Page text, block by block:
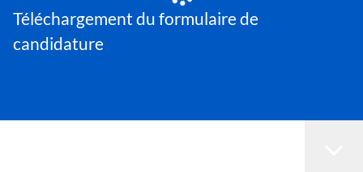
Téléchargement du formulaire de
candidature